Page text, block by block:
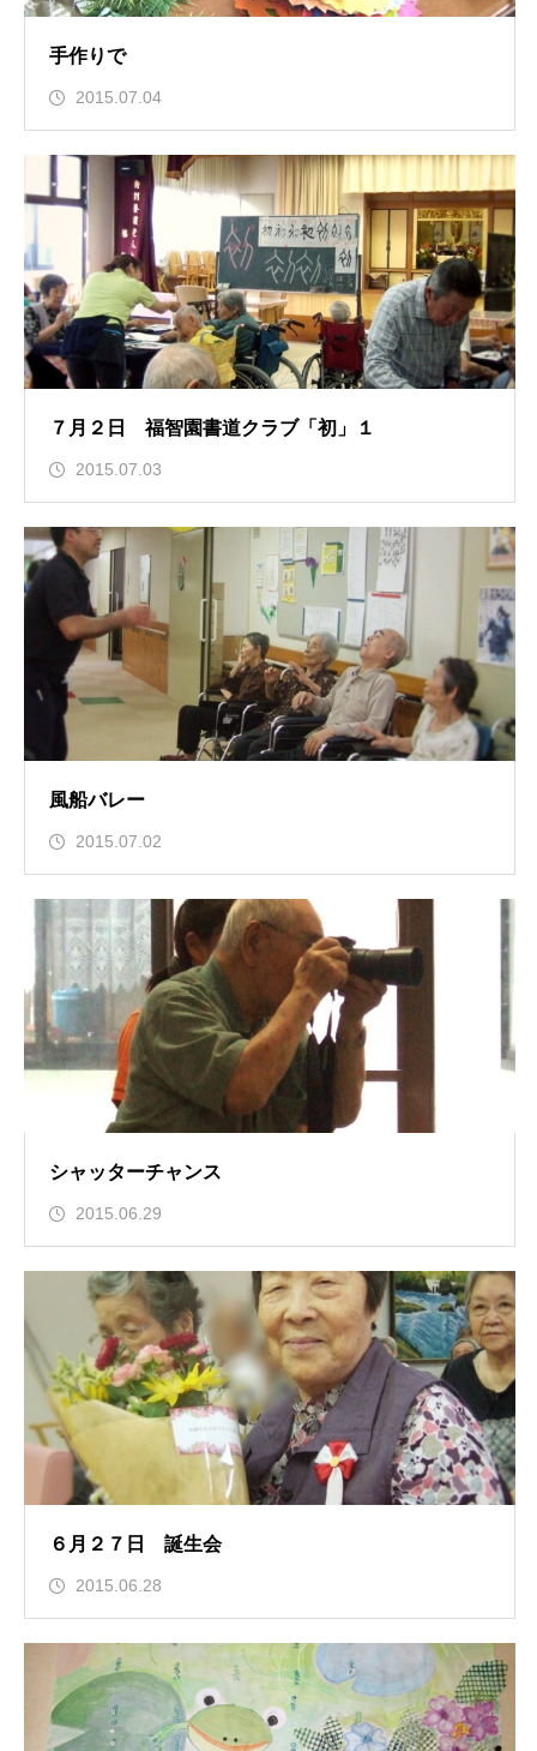
手作りで
2015.07.04
７月２日 福智園書道クラブ「初」１
2015.07.03
風船バレー
2015.07.02
シャッターチャンス
2015.06.29
６月２７日 誕生会
2015.06.28